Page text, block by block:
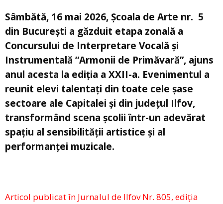
Sâmbătă, 16 mai 2026, Școala de Arte nr. 5
din București a găzduit etapa zonală a
Concursului de Interpretare Vocală și
Instrumentală ”Armonii de Primăvară”, ajuns
anul acesta la ediția a XXII-a. Evenimentul a
reunit elevi talentați din toate cele șase
sectoare ale Capitalei și din județul Ilfov,
transformând scena școlii într-un adevărat
spațiu al sensibilității artistice și al
performanței muzicale.
Articol publicat în Jurnalul de Ilfov Nr. 805, ediția